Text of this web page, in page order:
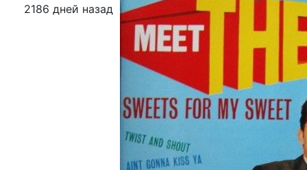
2186 дней назад